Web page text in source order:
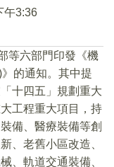
午3:36
等六部門印發《機
的通知。其中提
十四五」規劃重大
工程重大項目，持
備、醫療裝備等創
、老舊小區改造、
、軌道交通裝備、